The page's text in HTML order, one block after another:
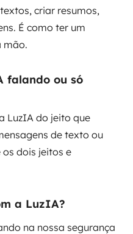
criar resumos,
É como ter um
mão.
falando ou só
LuzIA do jeito que
de texto ou
dois jeitos e
a LuzIA?
na nossa segurança